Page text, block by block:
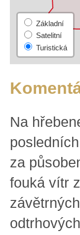
Na
za
fouká vítr